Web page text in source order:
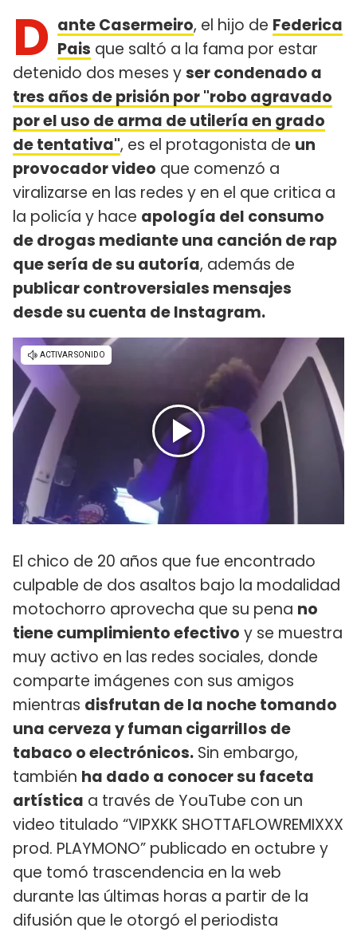
D ante Casermeiro, el hijo de Federica
Pais que saltó a la fama por estar
detenido dos meses yser condenado a
tres años de prisión por "robo agravado
por el uso de arma de utilería en grado
de tentativa", es el protagonista de un
provocador video que comenzó a
viralizarse en las redes y en el que critica a
la policía y hace apología del consumo
de drogas mediante una canción de rap
que sería de su autoría, además de
publicar controversiales mensajes
desde su cuenta de Instagram.
El chico de 20 años que fue encontrado
culpable de dos asaltos bajo la modalidad
motochorro aprovecha que su pena no
tiene cumplimiento efectivo y se muestra
muy activo en las redes sociales, donde
comparte imágenes con sus amigos
mientras disfrutan de la noche tomando
una cerveza y fuman cigarrillos de
tabaco o electrónicos. Sin embargo,
también ha dado a conocer su faceta
artística a través de YouTube con un
video titulado “VIPXKK SHOTTAFLOWREMIXXX
prod. PLAYMONO” publicado en octubre y
que tomó trascendencia en la web
durante las últimas horas a partir de la
difusión que le otorgó el periodista